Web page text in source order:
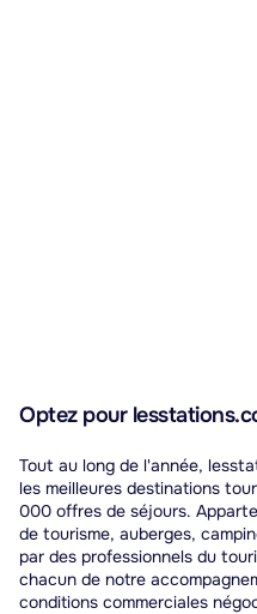
Optez pour
Tout au long de l'année,
les meilleures destinations
000 offres de séjours.
de tourisme, auberges,
par des professionnels du
chacun de notre
conditions commerciales